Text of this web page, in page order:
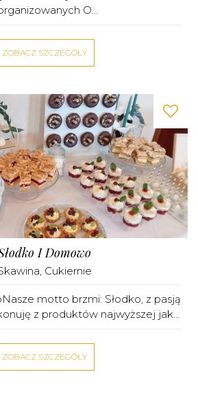
O...
ZOBACZ SZCZEGÓŁY
I Domowo
, Cukiernie
motto brzmi: Słodko, z pasją
z produktów najwyższej jak...
ZOBACZ SZCZEGÓŁY